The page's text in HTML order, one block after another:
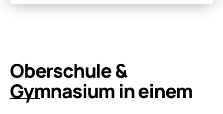
Oberschule &
Gymnasium in einem